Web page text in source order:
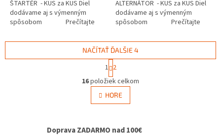
ŠTARTÉR - KUS za KUS Diel
dodávame aj s výmenným
spôsobom Prečítajte
ALTERNÁTOR - KUS za KUS Diel
dodávame aj s výmenným
spôsobom Prečítajte
O
v
l
á
c
NAČÍTAŤ ĎALŠIE 4
S
t
r
á
n
k
a
1 2
16položiek celkom
HORE
Doprava ZADARMO nad 100€